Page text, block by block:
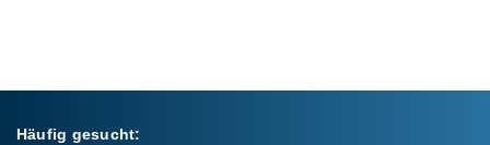
Häufig gesucht: